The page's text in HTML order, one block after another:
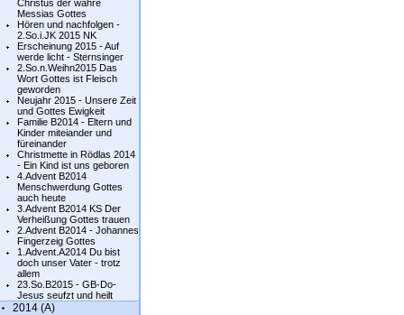
Christus der wahre
Messias Gottes
Hören und nachfolgen -
2.So.i.JK 2015 NK
Erscheinung 2015 - Auf
werde licht - Sternsinger
2.So.n.Weihn2015 Das
Wort Gottes ist Fleisch
geworden
Neujahr 2015 - Unsere Zeit
und Gottes Ewigkeit
Familie B2014 - Eltern und
Kinder miteiander und
füreinander
Christmette in Rödlas 2014
- Ein Kind ist uns geboren
4.Advent B2014
Menschwerdung Gottes
auch heute
3.Advent B2014 KS Der
Verheißung Gottes trauen
2.Advent B2014 - Johannes
Fingerzeig Gottes
1.Advent.A2014 Du bist
doch unser Vater - trotz
allem
23.So.B2015 - GB-Do-
Jesus seufzt und heilt
2014 (A)